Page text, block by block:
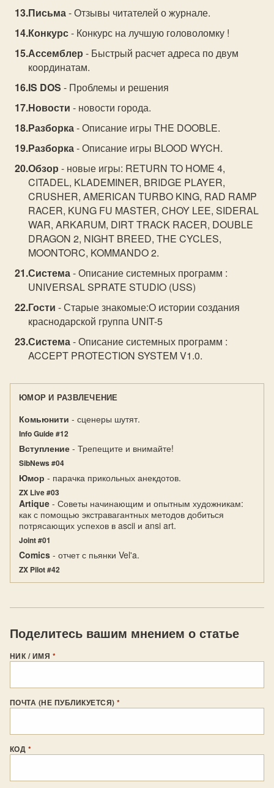
Письма- Отзывы читателей о журнале.
Конкурс- Конкурс на лучшую головоломку !
Ассемблер - Быстрый расчет адреса по двум
координатам.
IS DOS - Проблемы и решения
Новости - новости города.
Разборка- Описание игры THE DOOBLE.
Разборка- Описание игры BLOOD WYCH.
Обзор - новые игры: RETURN TO HOME 4,
CITADEL, KLADEMINER, BRIDGE PLAYER,
CRUSHER, AMERICAN TURBO KING, RAD RAMP
RACER, KUNG FU MASTER, CHOY LEE, SIDERAL
WAR, ARKARUM, DIRT TRACK RACER, DOUBLE
DRAGON 2, NIGHT BREED, THE CYCLES,
MOONTORC, KOMMANDO 2.
Система- Описание системных программ :
UNIVERSAL SPRATE STUDIO (USS)
Гости - Старые знакомые:О истории создания
краснодарской группа UNIT-5
Система- Описание системных программ :
ACCEPT PROTECTION SYSTEM V1.0.
ЮМОР И РАЗВЛЕЧЕНИЕ
Комьюнити - сценеры шутят.
Info Guide #12
Вступление - Трепещите и внимайте!
SibNews #04
Юмор - парачка прикольных анекдотов.
ZX Live #03
Artique - Советы начинающим и опытным художникам:
как с помощью экстравагантных методов добиться
потрясающих успехов в ascii и ansi art.
Joint #01
Comics - отчет с пьянки Vel'a.
ZX Pilot #42
Поделитесь вашим мнением о статье
НИК / ИМЯ *
ПОЧТА (НЕ ПУБЛИКУЕТСЯ)*
КОД *